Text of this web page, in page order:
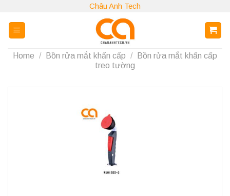
content
Châu Anh Tech
Home / Bồn rửa mắt khẩn cấp /
Bồn rửa mắt khẩn cấp
treo tường